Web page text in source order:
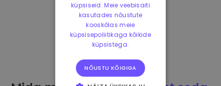
küpsiseid. Meie veebisaiti
kasutades nõustute
kooskõlas meie
küpsisepoliitikaga kõikide
küpsistega.
NÕUSTU KÕIGIGA